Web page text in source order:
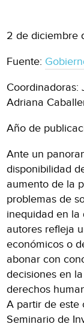
2 de diciembre
Fuente:
Coordinadoras:
Adriana
Año de
Ante un
disponibilidad
aumento de la
problemas de
inequidad en la
autores refleja
económicos o
abonar con
decisiones en
derechos
A partir de este
Seminario de